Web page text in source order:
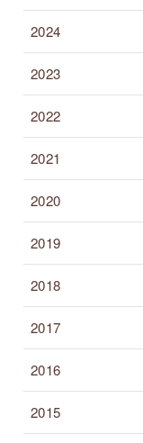
2024
2023
2022
2021
2020
2019
2018
2017
2016
2015